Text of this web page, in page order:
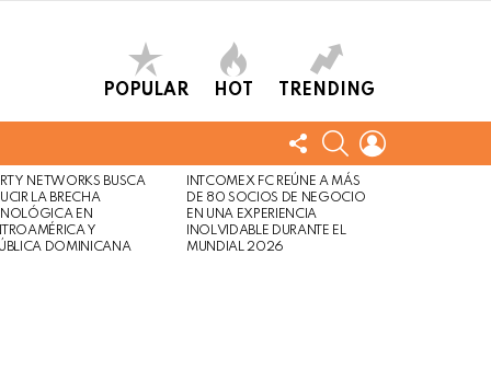
POPULAR HOT TRENDING
FOLLOW
US
SEARCH
NETWORKS BUSCA
LA BRECHA
EN
Y
DOMINICANA
INTCOMEX FC REÚNE A MÁS
DE 80 SOCIOS DE NEGOCIO
EN UNA EXPERIENCIA
INOLVIDABLE DURANTE EL
MUNDIAL 2026